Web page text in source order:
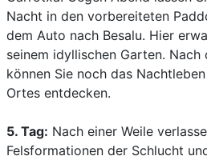
Nacht in den vorbereiteten
dem Auto nach Besalu. Hier
seinem idyllischen Garten. Nach
können Sie noch das
Ortes entdecken.
5. Tag: Nach einer Weile
Felsformationen der Schlucht